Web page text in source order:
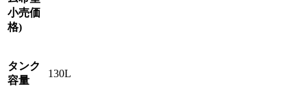
小売価
格)
タンク
容量
130L